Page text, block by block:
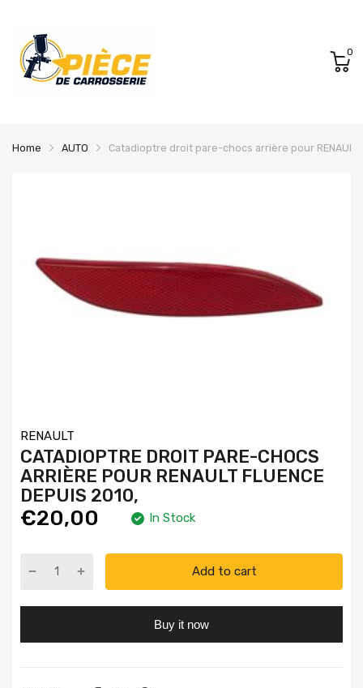
0
Home AUTO Catadioptre droit pare-chocs arrière pour RENAULT
RENAULT
CATADIOPTRE DROIT PARE-CHOCS
ARRIÈRE POUR RENAULT FLUENCE
DEPUIS 2010,
€20,00 In Stock
Add to cart
Buy it now